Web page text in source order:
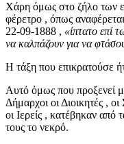
Χάρη όμως στο ζήλο των
φέρετρο , όπως
22-09-1888 , «ίπτατο επί
να καλπάζουν για να
Η τάξη που επικρατούσε
Αυτό όμως που προξενεί
Δήμαρχοι οι Διοικητές ,
οι Ιερείς , κατέβηκαν
τους το νεκρό.